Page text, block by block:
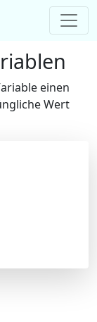
einen
Wert